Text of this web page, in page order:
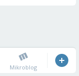
Mikroblog